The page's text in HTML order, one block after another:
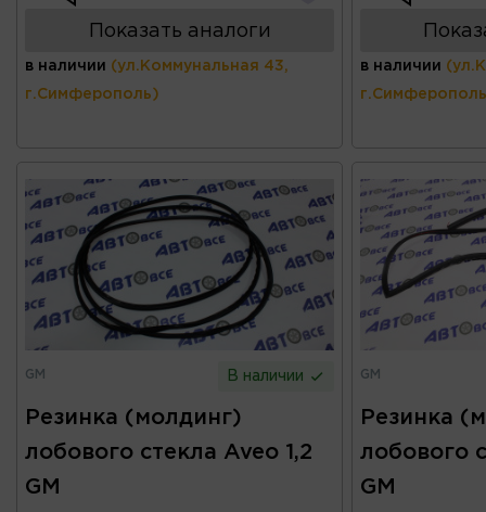
Показать аналоги
в наличии (ул.Коммунальная 43,
г.Симферополь)
в наличии
GM В наличии
Резинка (молдинг)
лобового стекла Aveo 1,2
GM
GM
Резинка
лобового
GM